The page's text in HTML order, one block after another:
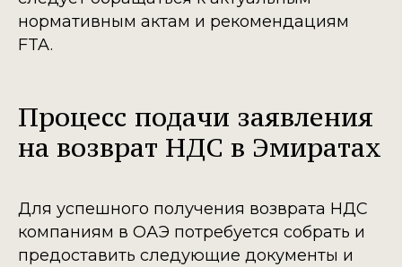
нормативным актам и рекомендациям
FTA.
Процесс подачи заявления
на возврат НДС в Эмиратах
Для успешного получения возврата НДС
компаниям в ОАЭ потребуется собрать и
предоставить следующие документы и